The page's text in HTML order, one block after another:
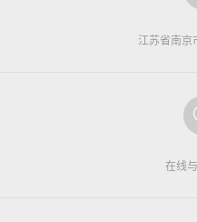
江苏省南京
在线